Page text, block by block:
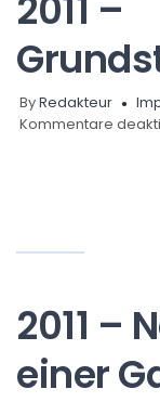
ByRedakteur
Kommentare
2011 –
einer